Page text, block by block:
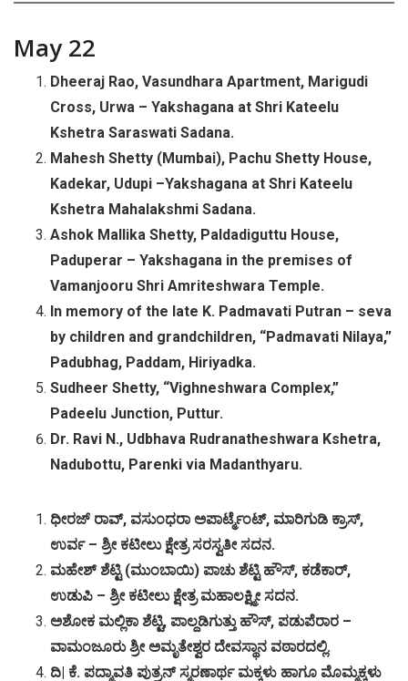
May 22
Dheeraj Rao, Vasundhara Apartment, Marigudi
Cross, Urwa – Yakshagana at Shri Kateelu
Kshetra Saraswati Sadana.
Mahesh Shetty (Mumbai), Pachu Shetty House,
Kadekar, Udupi –Yakshagana at Shri Kateelu
Kshetra Mahalakshmi Sadana.
Ashok Mallika Shetty, Paldadiguttu House,
Paduperar – Yakshagana in the premises of
Vamanjooru Shri Amriteshwara Temple.
In memory of the late K. Padmavati Putran – seva
by children and grandchildren, “Padmavati Nilaya,”
Padubhag, Paddam, Hiriyadka.
Sudheer Shetty, “Vighneshwara Complex,”
Padeelu Junction, Puttur.
Dr. Ravi N., Udbhava Rudranatheshwara Kshetra,
Nadubottu, Parenki via Madanthyaru.
ಧೀರಜ್ ರಾವ್, ವಸುಂಧರಾ ಅಪಾರ್ಟ್ಮೆಂಟ್, ಮಾರಿಗುಡಿ ಕ್ರಾಸ್,
ಉರ್ವ – ಶ್ರೀ ಕಟೀಲು ಕ್ಷೇತ್ರ ಸರಸ್ವತೀ ಸದನ.
ಮಹೇಶ್ ಶೆಟ್ಟಿ (ಮುಂಬಾಯಿ) ಪಾಚು ಶೆಟ್ಟಿ ಹೌಸ್, ಕಡೆಕಾರ್,
ಉಡುಪಿ – ಶ್ರೀ ಕಟೀಲು ಕ್ಷೇತ್ರ ಮಹಾಲಕ್ಷ್ಮೀ ಸದನ.
ಅಶೋಕ ಮಲ್ಲಿಕಾ ಶೆಟ್ಟಿ, ಪಾಲ್ದಡಿಗುತ್ತು ಹೌಸ್, ಪಡುಪೆರಾರ –
ವಾಮಂಜೂರು ಶ್ರೀ ಅಮೃತೇಶ್ವರ ದೇವಸ್ಥಾನ ವಠಾರದಲ್ಲಿ.
ದಿ| ಕೆ. ಪದ್ಮಾವತಿ ಪುತ್ರನ್ ಸ್ಮರಣಾರ್ಥ ಮಕ್ಕಳು ಹಾಗೂ ಮೊಮ್ಮಕ್ಕಳು